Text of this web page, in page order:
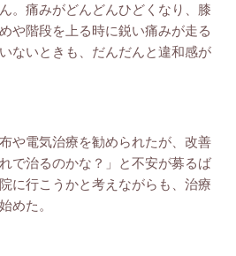
。痛みがどんどんひどくなり、膝
や階段を上る時に鋭い痛みが走る
ないときも、だんだんと違和感が
や電気治療を勧められたが、改善
で治るのかな？」と不安が募るば
に行こうかと考えながらも、治療
めた。